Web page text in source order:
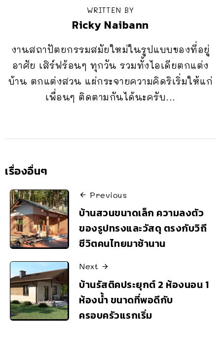
WRITTEN BY
Ricky Naibann
งานสถาปัตยกรรมสมัยใหม่ในรูปแบบของที่อยู่
อาศัย เสิร์ฟร้อนๆ ทุกวัน รวมทั้งไอเดียตกแต่ง
บ้าน ตกแต่งสวน แผ่กระจายความคิดริเริ่มให้แก่
เพื่อนๆ ติดตามกันได้นะครับ...
เรื่องอื่นๆ
Previous
บ้านสวนขนาดเล็ก ความลงตัว
ของรูปทรงและวัสดุ ตรงกับวิถี
ชีวิตคนไทยมาช้านาน
Next
บ้านรัสติคประยุกต์ 2 ห้องนอน 1
ห้องน้ำ ขนาดที่พอดีกับ
ครอบครัวแรกเริ่ม